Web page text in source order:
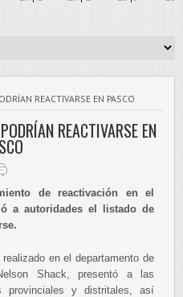
REACTIVARSE EN PASCO
REACTIVARSE EN
de reactivación en el
a autoridades el
listado de
en el departamento de
Shack, presentó a las
provinciales y distritales, así